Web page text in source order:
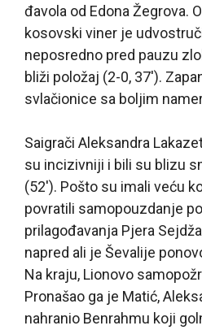
đavola od Edona Žegrova.
kosovski viner je
neposredno pred pauzu
bliži položaj (2-0, 37′).
svlačionice sa boljim
Saigrači Aleksandra
su incizivniji i bili su blizu
(52′). Pošto su imali veću
povratili samopouzdanje
prilagođavanja Pjera
napred ali je Ševalije
Na kraju, Lionovo
Pronašao ga je Matić,
nahranio Benrahmu koji